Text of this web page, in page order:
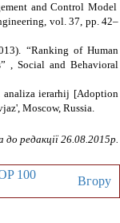
and Control Model
vol. 37, pp. 42–
“Ranking of Human
” , Social and Behavioral
analiza ierarhij [Adoption
Moscow, Russia.
редакції26.08.2015р.
Вгору